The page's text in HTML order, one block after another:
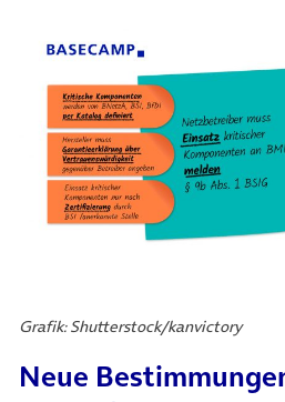
Grafik: Shutterstock/kanvictory
Neue